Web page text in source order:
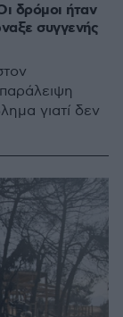
δρόμοι ήταν
συγγενής
γιατί δεν